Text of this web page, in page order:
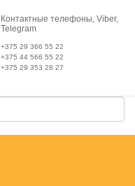
Контактные телефоны, Viber,
Telegram
+375 29 366 55 22
+375 44 566 55 22
+375 29 353 28 27